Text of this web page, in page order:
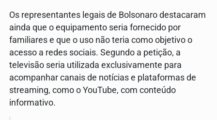
Os representantes legais de Bolsonaro destacaram
ainda que o equipamento seria fornecido por
familiares e que o uso não teria como objetivo o
acesso a redes sociais. Segundo a petição, a
televisão seria utilizada exclusivamente para
acompanhar canais de notícias e plataformas de
streaming, como o YouTube, com conteúdo
informativo.